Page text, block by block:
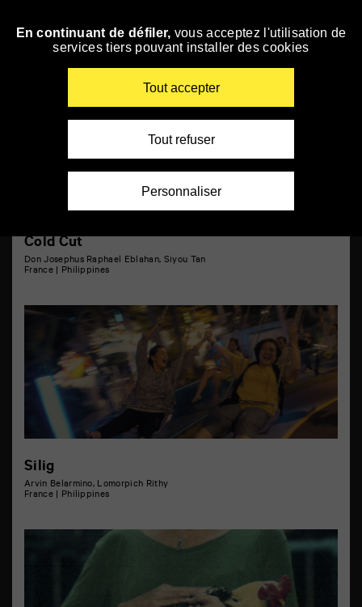
Skip
La Factory des Cinéastes
Cold Cut
Don Josephus Raphael Eblahan, Siyou Tan
France | Philippines
Silig
Arvin Belarmino, Lomorpich Rithy
France | Philippines
En continuant de défiler, vous acceptez l'utilisation de
services tiers pouvant installer des cookies
Tout accepter
Tout refuser
Personnaliser